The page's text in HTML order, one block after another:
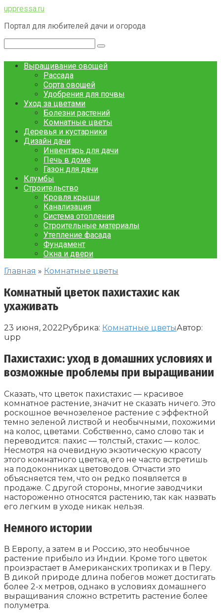
Перейти
контенту
uppressa.ru
Портал для любителей дачи и огорода
Выращивание овощей
Рассада
Сорта овощей
Удобрения для почвы
Уход за цветами
Болезни растений
Комнатные цветы
Деревья и кустарники
Дизайн дачи
Инвентарь для дачи
Печь в доме
Газон для дачи
Клумбы
Строительство
Кровля крыши
Канализация
Система отопления
Строительные материалы
Утепление фасада
Фундамент
Окна и двери
Главная » Комнатные цветы
Комнатный цветок пахистахис как
ухаживать
23 июня, 2022Рубрика: Комнатные цветыАвтор:
upp
Пахистахис: уход в домашних условиях и
возможные проблемы при выращивании
Сказать, что цветок пахистахис — красивое
комнатное растение, значит не сказать ничего. Это
роскошное вечнозеленое растение с эффектной
темно зеленой листвой и необычными, похожими
на колос, цветами. Собственно, само слово так и
переводится: пахис — толстый, стахис — колос.
Несмотря на очевидную экзотическую красоту
этого комнатного цветка, его не часто встретишь
на подоконниках цветоводов. Отчасти это
объясняется тем, что он редко появляется в
продаже. С другой стороны, многие заводчики
настороженно относятся растению, так как назвать
его легким в уходе никак нельзя.
Немного истории
В Европу, а затем в и Россию, это необычное
растение прибыло из Индии. Кроме того цветок
произрастает в Американских тропиках и в Перу.
В дикой природе длина побегов может достигать
более 2-х метров, однако в условиях домашнего
выращивания сложно встретить растение более
полуметра.